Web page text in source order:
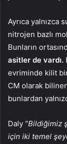
Ayrıca yalnızca
nitrojen bazlı
Bunların
asitler de vardı.
evriminde kilit bir
CM olarak
bunlardan
Daly “Bildiğimiz
için iki temel